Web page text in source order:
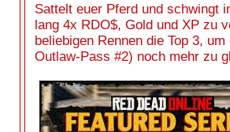
Sattelt euer Pferd und schwingt
lang 4x RDO$, Gold und XP zu
beliebigen Rennen die Top 3,
Outlaw-Pass #2) noch mehr zu